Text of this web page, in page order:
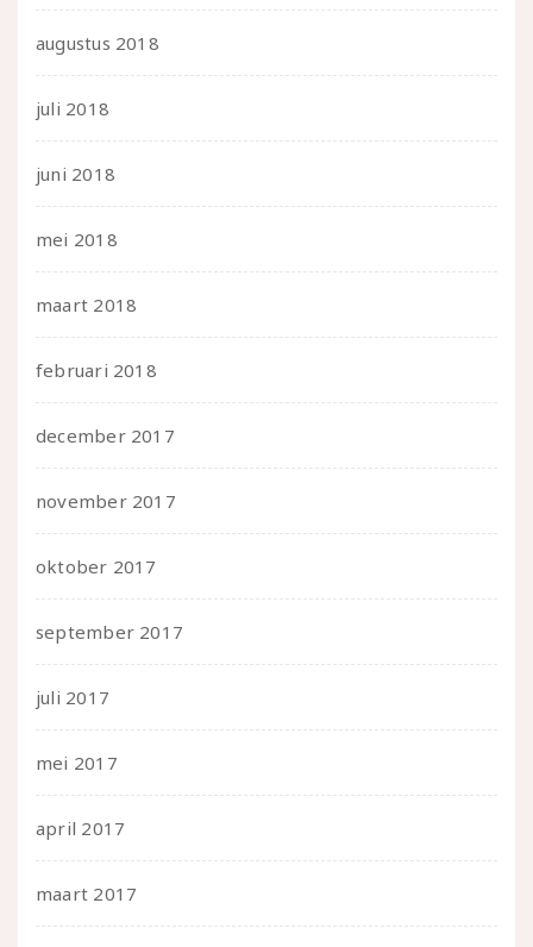
augustus 2018
juli 2018
juni 2018
mei 2018
maart 2018
februari 2018
december 2017
november 2017
oktober 2017
september 2017
juli 2017
mei 2017
april 2017
maart 2017